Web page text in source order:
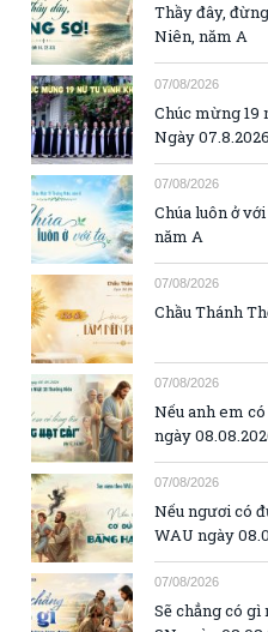
Thầy đây,
Niên, năm A
07/08/2026
Chúc mừng 19
Ngày 07.8.2026
07/08/2026
Chúa luôn ở
năm A
07/08/2026
Chầu Thánh
07/08/2026
Nếu anh em
ngày
07/08/2026
Nếu ngươi có
WAU ngày
07/08/2026
Sẽ chẳng có